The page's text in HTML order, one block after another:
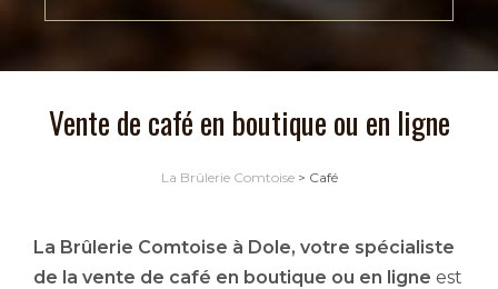
Vente de café en boutique ou en ligne
La Brûlerie Comtoise> Café
La Brûlerie Comtoise à Dole, votre spécialiste
de la vente de café en boutique ou en ligne est